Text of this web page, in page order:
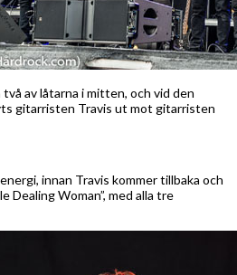
av låtarna i mitten, och vid den
gitarristen Travis ut mot gitarristen
innan Travis kommer tillbaka och
Dealing Woman”, med alla tre